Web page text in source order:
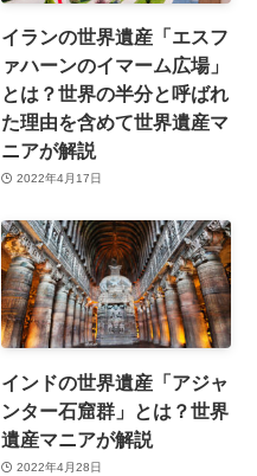
イランの世界遺産「エスフ
ァハーンのイマーム広場」
とは？世界の半分と呼ばれ
た理由を含めて世界遺産マ
ニアが解説
2022年4月17日
インドの世界遺産「アジャ
ンター石窟群」とは？世界
遺産マニアが解説
2022年4月28日